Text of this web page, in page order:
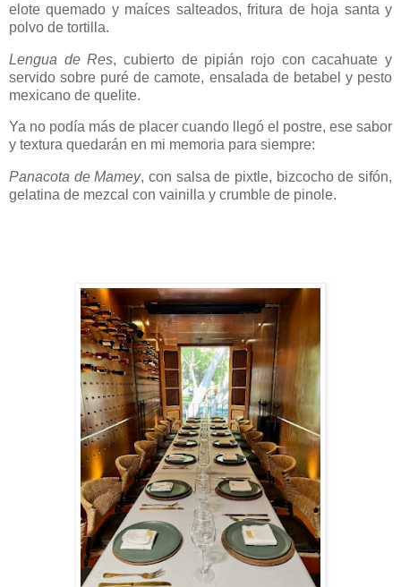
elote quemado y maíces salteados, fritura de hoja santa y
polvo de tortilla.
Lengua de Res, cubierto de pipián rojo con cacahuate y
servido sobre puré de camote, ensalada de betabel y pesto
mexicano de quelite.
Ya no podía más de placer cuando llegó el postre, ese sabor
y textura quedarán en mi memoria para siempre:
Panacota de Mamey, con salsa de pixtle, bizcocho de sifón,
gelatina de mezcal con vainilla y crumble de pinole.